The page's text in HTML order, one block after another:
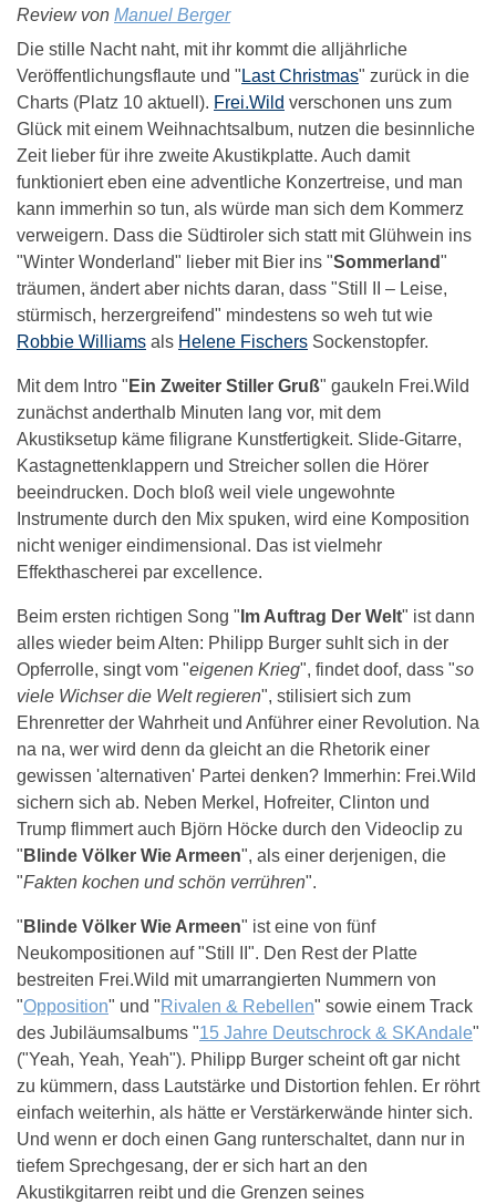
Review von Manuel Berger
Die stille Nacht naht, mit ihr kommt die alljährliche
Veröffentlichungsflaute und " Last Christmas" zurück in die
Charts (Platz 10 aktuell). Frei.Wild verschonen uns zum
Glück mit einem Weihnachtsalbum, nutzen die besinnliche
Zeit lieber für ihre zweite Akustikplatte. Auch damit
funktioniert eben eine adventliche Konzertreise, und man
kann immerhin so tun, als würde man sich dem Kommerz
verweigern. Dass die Südtiroler sich statt mit Glühwein ins
"Winter Wonderland" lieber mit Bier ins "Sommerland"
träumen, ändert aber nichts daran, dass "Still II – Leise,
stürmisch, herzergreifend" mindestens so weh tut wie
Robbie Williams als Helene Fischers Sockenstopfer.
Mit dem Intro " Ein Zweiter Stiller Gruß" gaukeln Frei.Wild
zunächst anderthalb Minuten lang vor, mit dem
Akustiksetup käme filigrane Kunstfertigkeit. Slide-Gitarre,
Kastagnettenklappern und Streicher sollen die Hörer
beeindrucken. Doch bloß weil viele ungewohnte
Instrumente durch den Mix spuken, wird eine Komposition
nicht weniger eindimensional. Das ist vielmehr
Effekthascherei par excellence.
Beim ersten richtigen Song " Im Auftrag Der Welt" ist dann
alles wieder beim Alten: Philipp Burger suhlt sich in der
Opferrolle, singt vom "eigenen Krieg", findet doof, dass "so
viele Wichser die Welt regieren", stilisiert sich zum
Ehrenretter der Wahrheit und Anführer einer Revolution. Na
na na, wer wird denn da gleicht an die Rhetorik einer
gewissen 'alternativen' Partei denken? Immerhin: Frei.Wild
sichern sich ab. Neben Merkel, Hofreiter, Clinton und
Trump flimmert auch Björn Höcke durch den Videoclip zu
" Blinde Völker Wie Armeen", als einer derjenigen, die
"Fakten kochen und schön verrühren".
" Blinde Völker Wie Armeen" ist eine von fünf
Neukompositionen auf "Still II". Den Rest der Platte
bestreiten Frei.Wild mit umarrangierten Nummern von
"Opposition" und "Rivalen & Rebellen" sowie einem Track
des Jubiläumsalbums "15 Jahre Deutschrock & SKAndale"
("Yeah, Yeah, Yeah"). Philipp Burger scheint oft gar nicht
zu kümmern, dass Lautstärke und Distortion fehlen. Er röhrt
einfach weiterhin, als hätte er Verstärkerwände hinter sich.
Und wenn er doch einen Gang runterschaltet, dann nur in
tiefem Sprechgesang, der er sich hart an den
Akustikgitarren reibt und die Grenzen seines